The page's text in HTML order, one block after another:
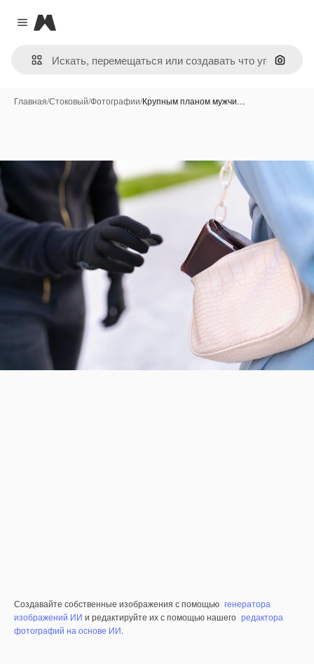
Close menu
Magnific
Поиск
Главная/Стоковый/Фотографии/Крупным планом мужчи…
Создавайте собственные изображения с помощью генератора
изображений ИИ и редактируйте их с помощью нашего редактора
фотографий на основе ИИ.